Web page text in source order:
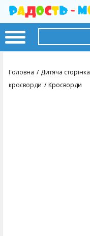
Головна Дитяча сторінка
кросворди
Кросворди